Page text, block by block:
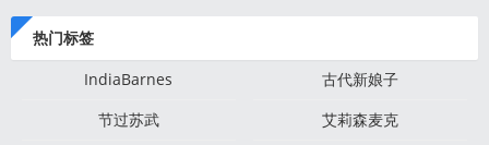
热门标签
IndiaBarnes
古代新娘子
节过苏武
艾莉森麦克